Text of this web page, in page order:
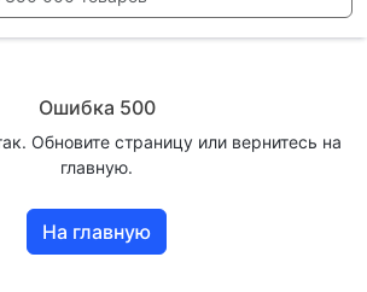
Ошибка 500
Обновите страницу или вернитесь на
главную.
На главную